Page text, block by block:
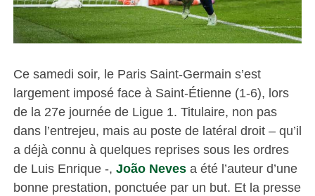
Ce samedi soir, le Paris Saint-Germain s’est
largement imposé face à Saint-Étienne (1-6), lors
de la 27e journée de Ligue 1. Titulaire, non pas
dans l’entrejeu, mais au poste de latéral droit – qu’il
a déjà connu à quelques reprises sous les ordres
de Luis Enrique -, João Nevesa été l’auteur d’une
bonne prestation, ponctuée par un but. Et la presse